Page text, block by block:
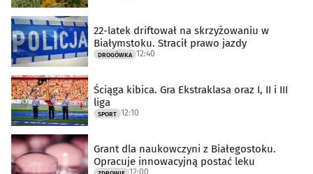
22-latek driftował na skrzyżowaniu w
Białymstoku. Stracił prawo jazdy
DROGÓWKA 12:40
Ściąga kibica. Gra Ekstraklasa oraz I, II i III
liga
SPORT 12:10
Grant dla naukowczyni z Białegostoku.
Opracuje innowacyjną postać leku
12:00